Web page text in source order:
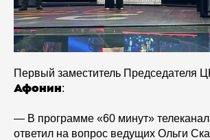
Первый заместитель Председателя
Афонин:
— В программе «60 минут»
ответил на вопрос ведущих Ольги